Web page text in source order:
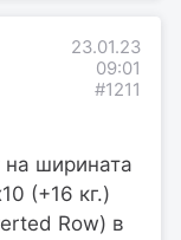
23.01.23
09:01
#1211
на ширината
(+16 кг.)
Row) в